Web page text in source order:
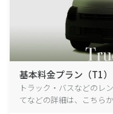
基本料金プラン（T1）
トラック・バスなどのレ
てなどの詳細は、こちら